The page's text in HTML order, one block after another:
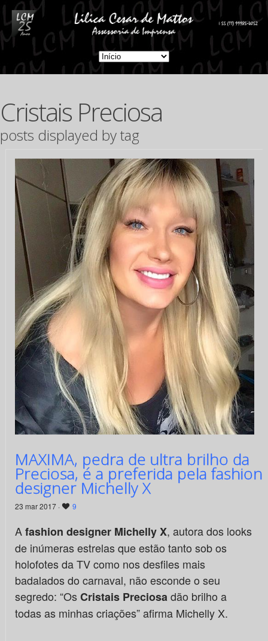
Cristais Preciosa
posts displayed by tag
MAXIMA, pedra de ultra brilho da
Preciosa, é a preferida pela fashion
designer Michelly X
23 mar 2017 · 9
Afashion designer Michelly X, autora dos looks
de inúmeras estrelas que estão tanto sob os
holofotes da TV como nos desfiles mais
badalados do carnaval, não esconde o seu
segredo: “OsCristais Preciosadão brilho a
todas as minhas criações” afirma Michelly X.